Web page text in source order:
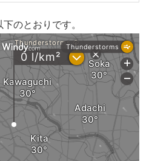
のとおりです。